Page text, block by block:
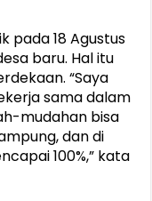
pada 18 Agustus
baru. Hal itu
“Saya
sama dalam
mudahan bisa
dan di
100%,” kata